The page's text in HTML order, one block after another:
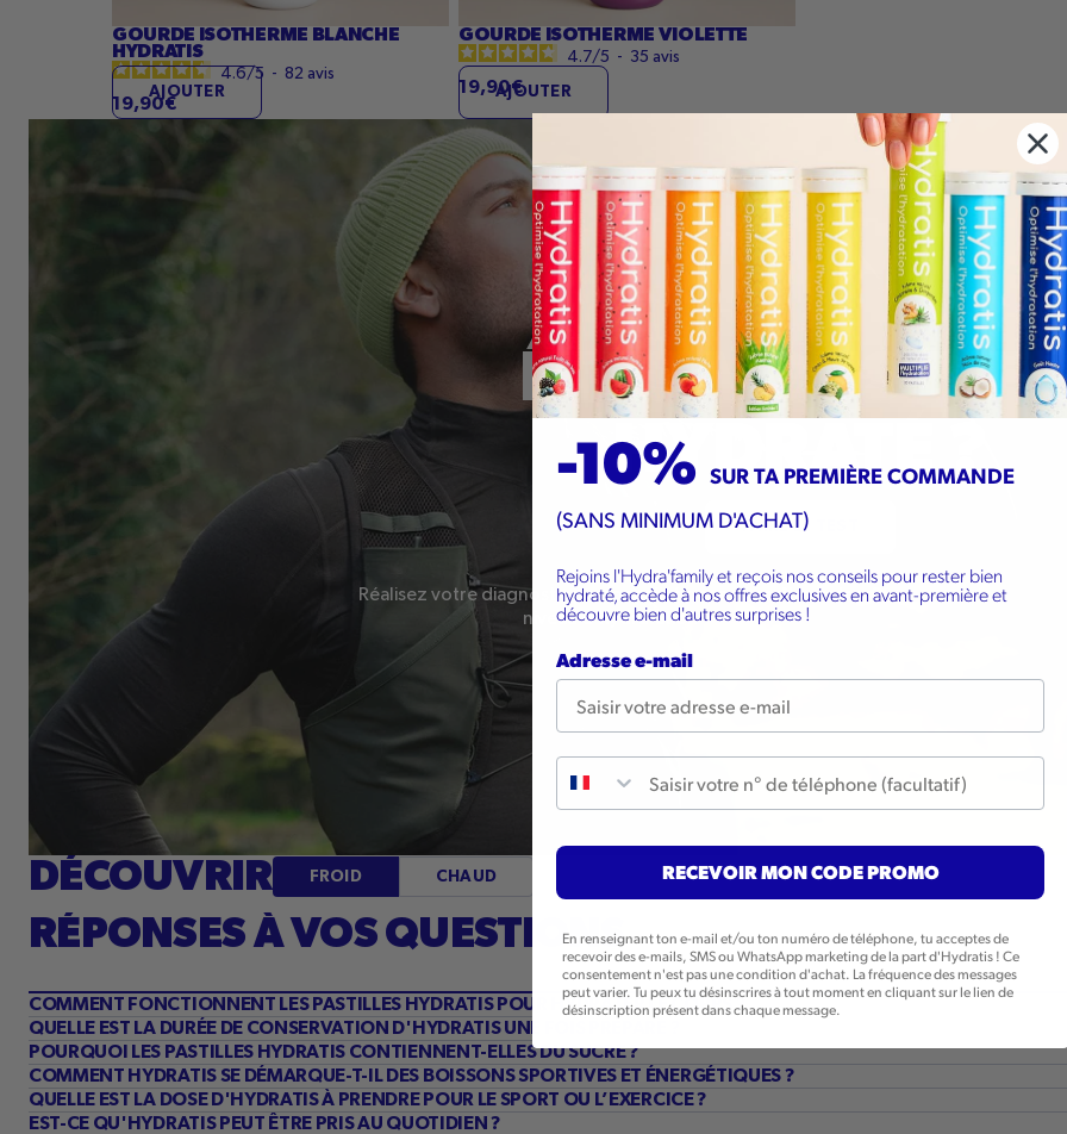
GOURDE ISOTHERME BLANCHE
HYDRATIS
4.6/5 - 82 avis
19,90€
AJOUTER
GOURDE ISOTHERME VIOLETTE
4.7/5 - 35 avis
19,90€AJOUTER
ÊTES-VOUS
HYDRATÉ ?
FAIRE LE TEST
Réalisez votre diagnostic personnalisé pour connaître votre
niveau d'hydratation
DÉCOUVRIR FROID CHAUD
RÉPONSES À VOS QUESTIONS
COMMENT FONCTIONNENT LES PASTILLES HYDRATIS POUR HYDRATER LE CORPS ?
QUELLE EST LA DURÉE DE CONSERVATION D'HYDRATIS UNE FOIS PRÉPARÉ ?
POURQUOI LES PASTILLES HYDRATIS CONTIENNENT-ELLES DU SUCRE ?
COMMENT HYDRATIS SE DÉMARQUE-T-IL DES BOISSONS SPORTIVES ET ÉNERGÉTIQUES ?
QUELLE EST LA DOSE D'HYDRATIS À PRENDRE POUR LE SPORT OU L’EXERCICE ?
EST-CE QU'HYDRATIS PEUT ÊTRE PRIS AU QUOTIDIEN ?
-10% SUR TA PREMIÈRE COMMANDE
(SANS MINIMUM D'ACHAT)
Rejoins l'Hydra'family et reçois nos conseils pour rester bien
hydraté, accède à nos offres exclusives en avant-première et
découvre bien d'autres surprises !
Adresse e-mail
Numéro de téléphone
RECEVOIR MON CODE PROMO
En renseignant ton e-mail et/ou ton numéro de téléphone, tu acceptes de
recevoir des e-mails, SMS ou WhatsApp marketing de la part d'Hydratis ! Ce
consentement n'est pas une condition d'achat. La fréquence des messages
peut varier. Tu peux tu désinscrires à tout moment en cliquant sur le lien de
désinscription présent dans chaque message.